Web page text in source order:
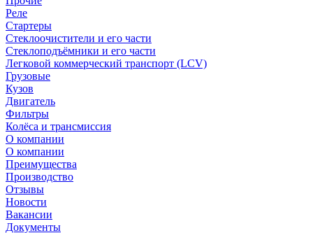
Реле
Стартеры
Стеклоочистители и его части
Стеклоподъёмники и его части
Легковой коммерческий транспорт (LCV)
Грузовые
Кузов
Двигатель
Фильтры
Колёса и трансмиссия
О компании
О компании
Преимущества
Производство
Отзывы
Новости
Вакансии
Документы